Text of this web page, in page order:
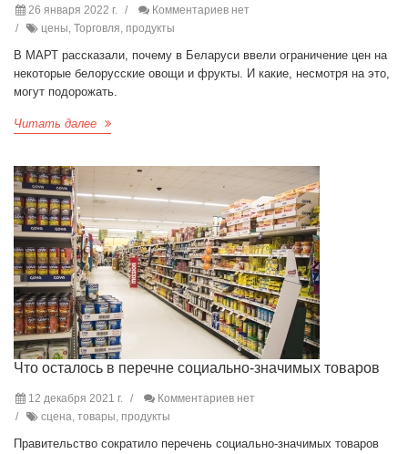
26 января 2022 г.
Комментариев нет
цены, Торговля, продукты
В МАРТ рассказали, почему в Беларуси ввели ограничение цен на
некоторые белорусские овощи и фрукты. И какие, несмотря на это,
могут подорожать.
Читать далее
Что осталось в перечне социально-значимых товаров
12 декабря 2021 г.
Комментариев нет
сцена, товары, продукты
Правительство сократило перечень социально-значимых товаров